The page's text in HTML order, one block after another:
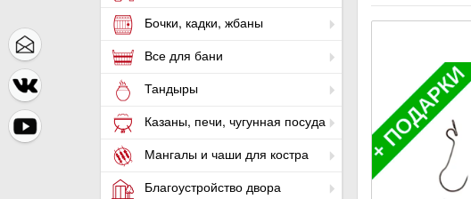
Бочки, кадки, жбаны
Все для бани
Тандыры
Казаны, печи, чугунная посуда
Мангалы и чаши для костра
Благоустройство двора